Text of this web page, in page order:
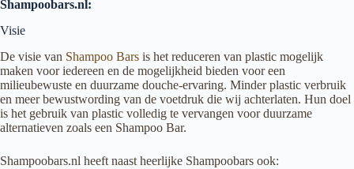
Shampoobars.nl:
Visie
De visie van Shampoo Bars is het reduceren van plastic mogelijk
maken voor iedereen en de mogelijkheid bieden voor een
milieubewuste en duurzame douche-ervaring. Minder plastic verbruik
en meer bewustwording van de voetdruk die wij achterlaten. Hun doel
is het gebruik van plastic volledig te vervangen voor duurzame
alternatieven zoals een Shampoo Bar.
Shampoobars.nl heeft naast heerlijke Shampoobars ook: